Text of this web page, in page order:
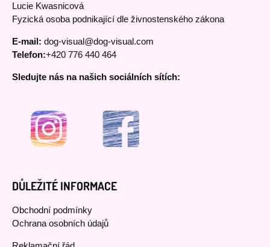
Lucie Kwasnicová
Fyzická osoba podnikající dle živnostenského zákona
E-mail: dog-visual@dog-visual.com
Telefon:+420 776 440 464
Sledujte nás na našich sociálních sítích:
DŮLEŽITÉ INFORMACE
Obchodní podmínky
Ochrana osobních údajů